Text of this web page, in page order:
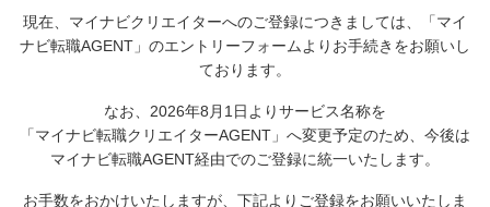
現在、マイナビクリエイターへのご登録につきましては、
「マイ
ナビ転職AGENT」のエントリーフォームよりお手続きをお願いし
ております。
なお、2026年8月1日よりサービス名称を
「マイナビ転職クリエイターAGENT」へ変更予定のため、 今後は
マイナビ転職AGENT経由でのご登録に統一いたします。
お手数をおかけいたしますが、下記よりご登録をお願いいたしま